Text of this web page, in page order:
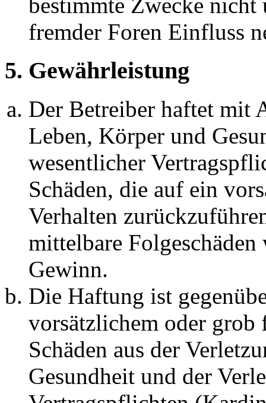
bestimmte Zwecke nicht
fremder Foren Einfluss
5. Gewährleistung
Der Betreiber haftet mit
Leben, Körper und
wesentlicher
Schäden, die auf ein
Verhalten
mittelbare Folgeschäden
Gewinn.
Die Haftung ist
vorsätzlichem oder grob
Schäden aus der
Gesundheit und der